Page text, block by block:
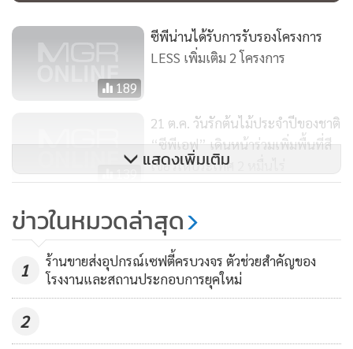
189
ซีพีน่านได้รับการรับรองโครงการ
LESS เพิ่มเติม 2 โครงการ
139
21 ต.ค. วันรักต้นไม้ประจำปีของชาติ
“ซีพีเอฟ” เดินหน้าร่วมเพิ่มพื้นที่สี
เขียวให้ประเทศ 2 หมื่นไร่
108
มอบความห่วงใย เคียงข้างชาวสระบุรี
สู้ภัยน้ำท่วมต่อเนื่อง
แสดงเพิ่มเติม
ข่าวในหมวดล่าสุด
1
ร้านขายส่งอุปกรณ์เซฟตี้ครบวงจร ตัวช่วยสำคัญของ
โรงงานและสถานประกอบการยุคใหม่
2